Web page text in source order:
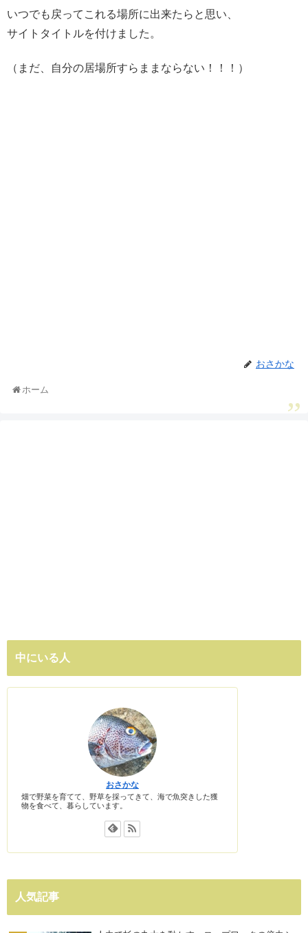
いつでも戻ってこれる場所に出来たらと思い、
サイトタイトルを付けました。
（まだ、自分の居場所すらままならない！！！）
おさかな
ホーム
中にいる人
おさかな
畑で野菜を育てて、野草を採ってきて、海で魚突きした獲
物を食べて、暮らしています。
人気記事